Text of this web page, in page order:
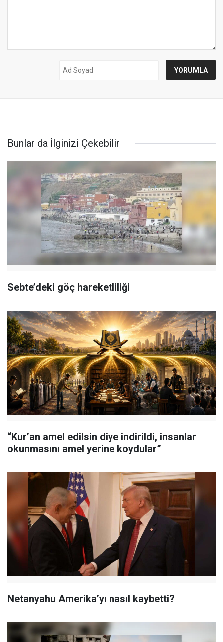
Bunlar da İlginizi Çekebilir
Sebte’deki göç hareketliliği
“Kur’an amel edilsin diye indirildi, insanlar
okunmasını amel yerine koydular”
Netanyahu Amerika’yı nasıl kaybetti?